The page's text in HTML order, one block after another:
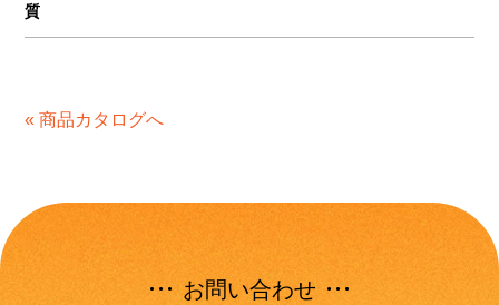
質
« 商品カタログへ
お問い合わせ